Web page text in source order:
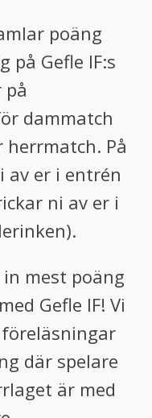
poäng
på Gefle IF:s
på
dammatch
herrmatch. På
av er i entrén
ni av er i
mest poäng
Gefle IF! Vi
där spelare
är med